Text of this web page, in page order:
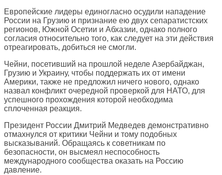
Европейские лидеры единогласно осудили нападение
России на Грузию и признание ею двух сепаратистских
регионов, Южной Осетии и Абхазии, однако полного
согласия относительно того, как следует на эти действия
отреагировать, добиться не смогли.
Чейни, посетивший на прошлой неделе Азербайджан,
Грузию и Украину, чтобы поддержать их от имени
Америки, также не предложил ничего нового, однако
назвал конфликт очередной проверкой для НАТО, для
успешного прохождения которой необходима
сплоченная реакция.
Президент России Дмитрий Медведев демонстративно
отмахнулся от критики Чейни и тому подобных
высказываний. Обращаясь к советникам по
безопасности, он высмеял неспособность
международного сообщества оказать на Россию
давление.